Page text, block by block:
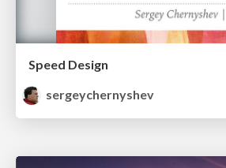
Speed Design
sergeychernyshev